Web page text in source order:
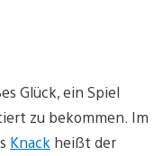
Glück, ein Spiel
zu bekommen. Im
Knack heißt der